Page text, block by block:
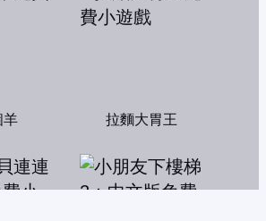
羊 拉麵大胃王